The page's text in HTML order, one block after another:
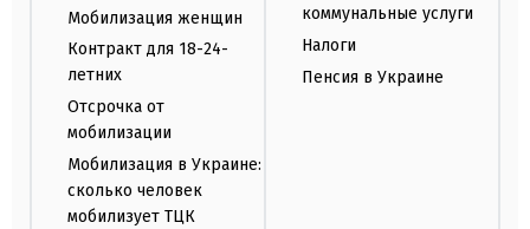
Мобилизация женщин
Контракт для 18-24-
летних
Отсрочка от
мобилизации
Мобилизация в Украине:
сколько человек
мобилизует ТЦК
коммунальные услуги
Налоги
Пенсия в Украине